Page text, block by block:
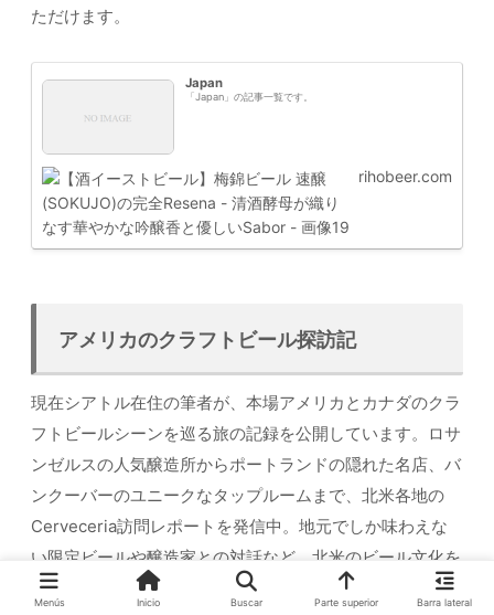
ただけます。
Japan
「Japan」の記事一覧です。
rihobeer.com
アメリカのクラフトビール探訪記
現在シアトル在住の筆者が、本場アメリカとカナダのクラ
フトビールシーンを巡る旅の記録を公開しています。ロサ
ンゼルスの人気醸造所からポートランドの隠れた名店、バ
ンクーバーのユニークなタップルームまで、北米各地の
Cerveceria訪問レポートを発信中。地元でしか味わえな
い限定ビールや醸造家との対話など、北米のビール文化を
深掘りしたコンテンツはこちらのカテゴリーページからご
Menús Inicio Buscar Parte superior Barra lateral